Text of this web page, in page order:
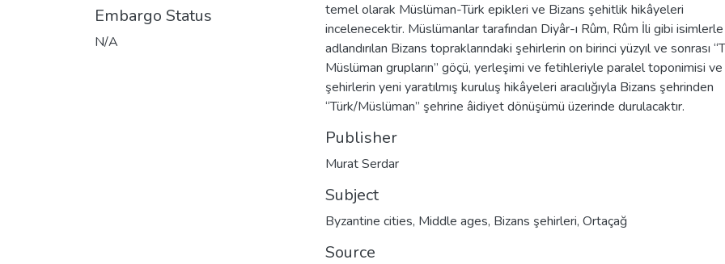
Embargo Status
N/A
temel olarak Müslüman-Türk epikleri ve Bizans şehitlik hikâyeleri
incelenecektir. Müslümanlar tarafından Diyâr-ı Rûm, Rûm İli gibi isimlerle
adlandırılan Bizans topraklarındaki şehirlerin on birinci yüzyıl ve sonrası
Müslüman grupların” göçü, yerleşimi ve fetihleriyle paralel toponimisi ve
şehirlerin yeni yaratılmış kuruluş hikâyeleri aracılığıyla Bizans şehrinden
“Türk/Müslüman” şehrine âidiyet dönüşümü üzerinde durulacaktır.
Publisher
Murat Serdar
Subject
Byzantine cities, Middle ages, Bizans şehirleri, Ortaçağ
Source